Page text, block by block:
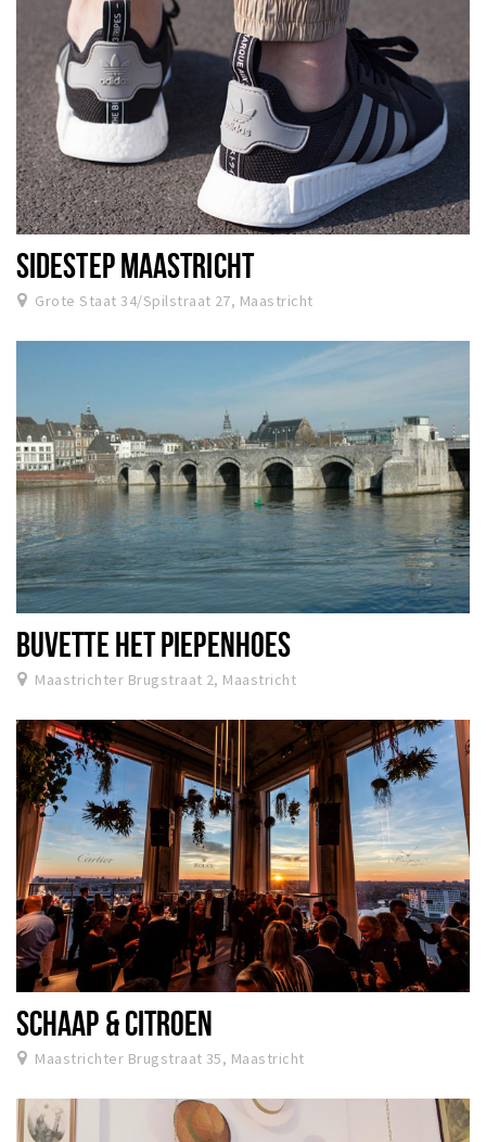
SIDESTEP MAASTRICHT
Grote Staat 34/Spilstraat 27, Maastricht
BUVETTE HET PIEPENHOES
Maastrichter Brugstraat 2, Maastricht
SCHAAP & CITROEN
Maastrichter Brugstraat 35, Maastricht